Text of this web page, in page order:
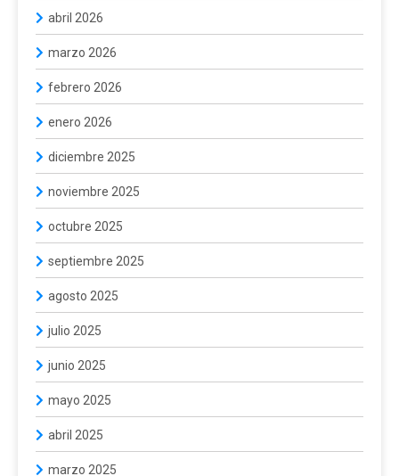
abril 2026
marzo 2026
febrero 2026
enero 2026
diciembre 2025
noviembre 2025
octubre 2025
septiembre 2025
agosto 2025
julio 2025
junio 2025
mayo 2025
abril 2025
marzo 2025